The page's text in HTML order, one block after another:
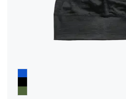
Häufige